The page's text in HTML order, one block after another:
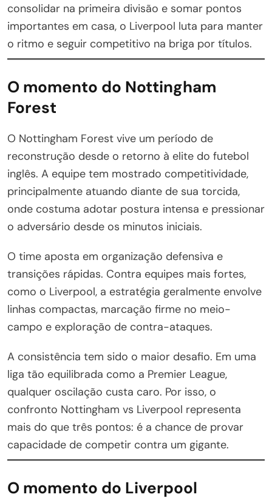
consolidar na primeira divisão e somar pontos
importantes em casa, o Liverpool luta para manter
o ritmo e seguir competitivo na briga por títulos.
O momento do Nottingham
Forest
O Nottingham Forest vive um período de
reconstrução desde o retorno à elite do futebol
inglês. A equipe tem mostrado competitividade,
principalmente atuando diante de sua torcida,
onde costuma adotar postura intensa e pressionar
o adversário desde os minutos iniciais.
O time aposta em organização defensiva e
transições rápidas. Contra equipes mais fortes,
como o Liverpool, a estratégia geralmente envolve
linhas compactas, marcação firme no meio-
campo e exploração de contra-ataques.
A consistência tem sido o maior desafio. Em uma
liga tão equilibrada como a Premier League,
qualquer oscilação custa caro. Por isso, o
confronto Nottingham vs Liverpool representa
mais do que três pontos: é a chance de provar
capacidade de competir contra um gigante.
O momento do Liverpool